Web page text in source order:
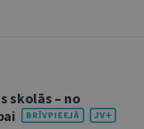
skolās – no